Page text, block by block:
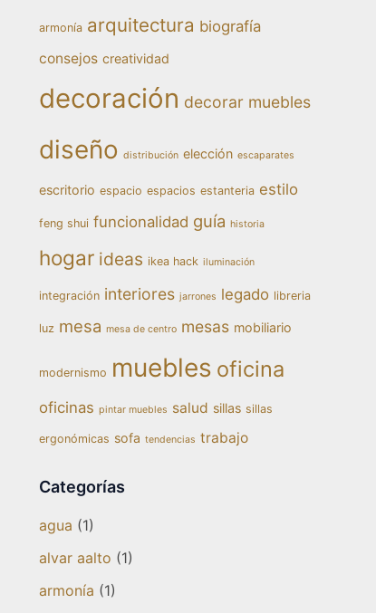
armonía arquitectura biografía
consejos creatividad
decoración decorar muebles
diseño distribución elección escaparates
escritorio espacio espacios estanteria estilo
feng shui funcionalidad guía historia
hogar ideas ikea hack iluminación
integración interiores jarrones legado libreria
luz mesa mesa de centro mesas mobiliario
modernismo muebles oficina
oficinas pintar muebles salud sillas sillas
ergonómicas sofa tendencias trabajo
Categorías
agua (1)
alvar aalto (1)
armonía (1)